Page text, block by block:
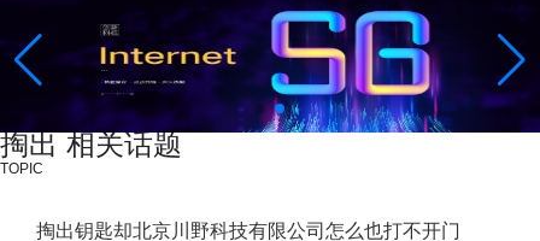
掏出 相关话题
TOPIC
掏出钥匙却北京川野科技有限公司怎么也打不开门